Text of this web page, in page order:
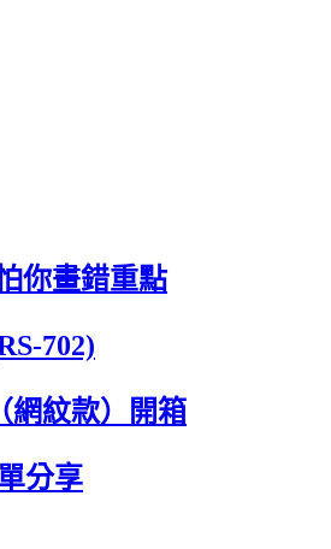
你畫錯重點
702)
網紋款）開箱
分享